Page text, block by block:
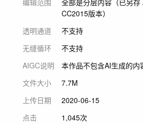
CC2015版本）
透明通道
不支持
无缝循环
不支持
AIGC说明
本作品不包含AI生成的内
文件大小
7.7M
上传日期
2020-06-15
点击
1,045次